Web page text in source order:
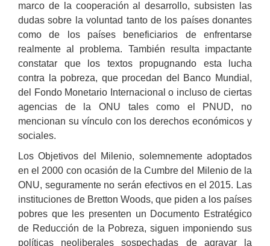
marco de la cooperación al desarrollo, subsisten las
dudas sobre la voluntad tanto de los países donantes
como de los países beneficiarios de enfrentarse
realmente al problema. También resulta impactante
constatar que los textos propugnando esta lucha
contra la pobreza, que procedan del Banco Mundial,
del Fondo Monetario Internacional o incluso de ciertas
agencias de la ONU tales como el PNUD, no
mencionan su vínculo con los derechos económicos y
sociales.
Los Objetivos del Milenio, solemnemente adoptados
en el 2000 con ocasión de la Cumbre del Milenio de la
ONU, seguramente no serán efectivos en el 2015. Las
instituciones de Bretton Woods, que piden a los países
pobres que les presenten un Documento Estratégico
de Reducción de la Pobreza, siguen imponiendo sus
políticas neoliberales sospechadas de agravar la